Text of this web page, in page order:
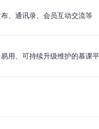
、通讯录、会员互动交流等
用、可持续升级维护的慕课